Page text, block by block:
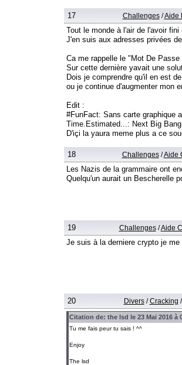
17 Challenges/Aide
Tout le monde à l'air de l'avoir
J'en suis aux adresses privées
Ca me rappelle le "Mot De
Sur cette dernière yavait une
Dois je comprendre qu'il en est
ou je continue d'augmenter mon
Edit :
#FunFact: Sans carte graphique
Time.Estimated...: Next Big
D'içi la yaura meme plus a ce
18 Challenges/Aide
Les Nazis de la grammaire ont
Quelqu'un aurait un Bescherelle
19 Challenges/Aide
Je suis à la derniere crypto je
20 Divers/Cracking
Citation de: the lsd le 23 Mai 2016 à
Tu me fais peur tu sais ! ^^
Enjoy
The lsd